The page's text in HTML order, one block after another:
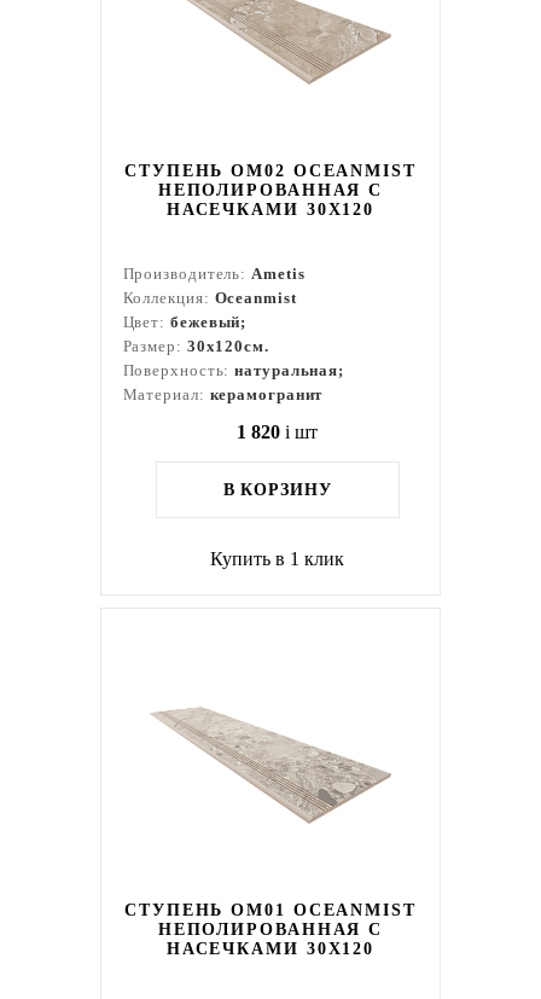
СТУПЕНЬ OM02 OCEANMIST
НЕПОЛИРОВАННАЯ С
НАСЕЧКАМИ 30X120
Производитель:Ametis
Коллекция: Oceanmist
Цвет: бежевый;
Размер: 30x120см.
Поверхность:натуральная;
Материал: керамогранит
1 820 i шт
В КОРЗИНУ
Купить в 1 клик
СТУПЕНЬ OM01 OCEANMIST
НЕПОЛИРОВАННАЯ С
НАСЕЧКАМИ 30X120